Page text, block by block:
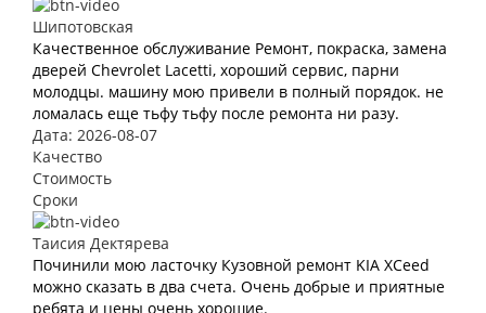
Шипотовская
Качественное обслуживание Ремонт, покраска, замена
дверей Chevrolet Lacetti, хороший сервис, парни
молодцы. машину мою привели в полный порядок. не
ломалась еще тьфу тьфу после ремонта ни разу.
Дата: 2026-08-07
Качество
Стоимость
Сроки
Таисия Дектярева
Починили мою ласточку Кузовной ремонт KIA XCeed
можно сказать в два счета. Очень добрые и приятные
ребята и цены очень хорошие.